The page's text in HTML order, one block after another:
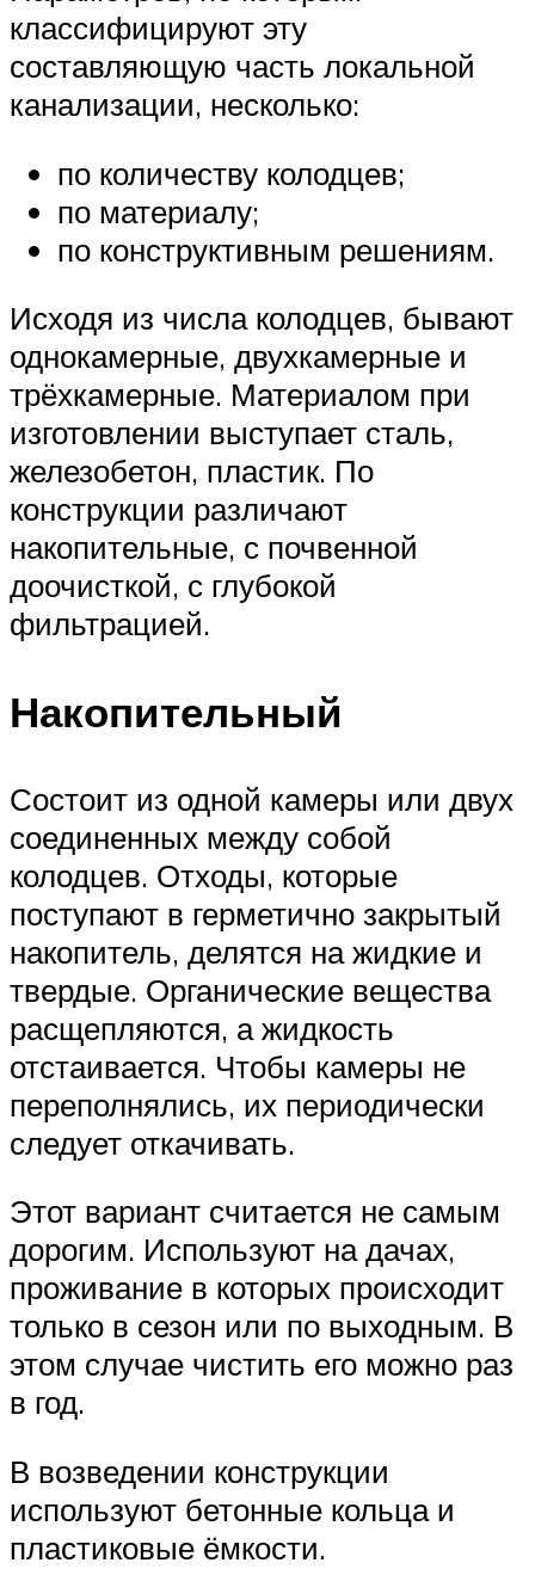
классифицируют эту
составляющую часть локальной
канализации, несколько:
по количеству колодцев;
по материалу;
по конструктивным решениям.
Исходя из числа колодцев, бывают
однокамерные, двухкамерные и
трёхкамерные. Материалом при
изготовлении выступает сталь,
железобетон, пластик. По
конструкции различают
накопительные, с почвенной
доочисткой, с глубокой
фильтрацией.
Накопительный
Состоит из одной камеры или двух
соединенных между собой
колодцев. Отходы, которые
поступают в герметично закрытый
накопитель, делятся на жидкие и
твердые. Органические вещества
расщепляются, а жидкость
отстаивается. Чтобы камеры не
переполнялись, их периодически
следует откачивать.
Этот вариант считается не самым
дорогим. Используют на дачах,
проживание в которых происходит
только в сезон или по выходным. В
этом случае чистить его можно раз
в год.
В возведении конструкции
используют бетонные кольца и
пластиковые ёмкости.